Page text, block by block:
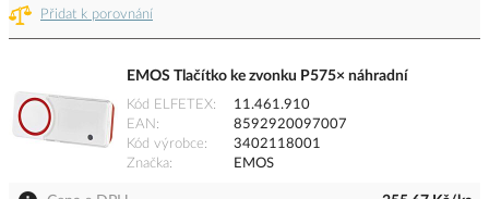
Přidat k porovnání
EMOS Tlačítko ke zvonku P575× náhradní
Kód ELFETEX
11.461.910
EAN
8592920097007
Kód výrobce
3402118001
Značka
EMOS